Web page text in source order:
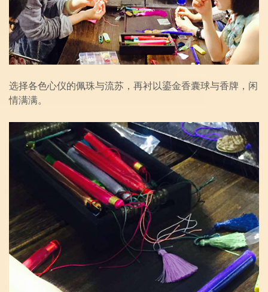
选择各色心仪的佩珠与流苏， 再衬以鎏金香囊球与香牌，闲
情满满。